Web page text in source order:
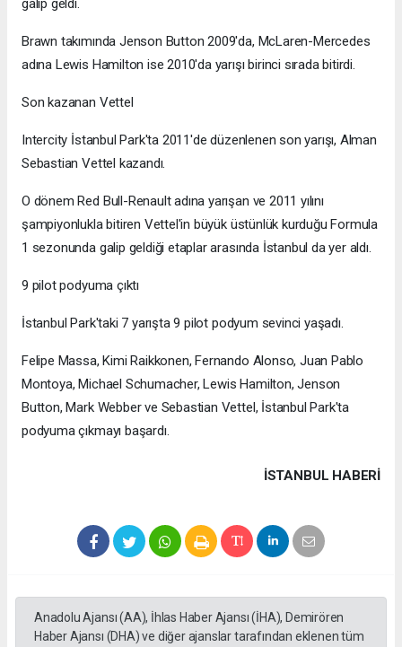
galip geldi.
Brawn takımında Jenson Button 2009'da, McLaren-Mercedes
adına Lewis Hamilton ise 2010'da yarışı birinci sırada bitirdi.
Son kazanan Vettel
Intercity İstanbul Park'ta 2011'de düzenlenen son yarışı, Alman
Sebastian Vettel kazandı.
O dönem Red Bull-Renault adına yarışan ve 2011 yılını
şampiyonlukla bitiren Vettel'in büyük üstünlük kurduğu Formula
1 sezonunda galip geldiği etaplar arasında İstanbul da yer aldı.
9 pilot podyuma çıktı
İstanbul Park'taki 7 yarışta 9 pilot podyum sevinci yaşadı.
Felipe Massa, Kimi Raikkonen, Fernando Alonso, Juan Pablo
Montoya, Michael Schumacher, Lewis Hamilton, Jenson
Button, Mark Webber ve Sebastian Vettel, İstanbul Park'ta
podyuma çıkmayı başardı.
İSTANBUL HABERİ
Anadolu Ajansı (AA), İhlas Haber Ajansı (İHA), Demirören
Haber Ajansı (DHA) ve diğer ajanslar tarafından eklenen tüm